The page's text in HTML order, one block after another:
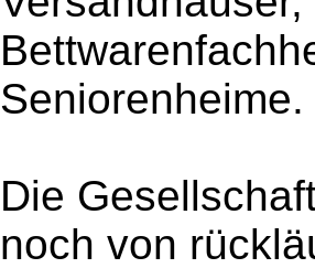
Seniorenheime.
Die
noch von